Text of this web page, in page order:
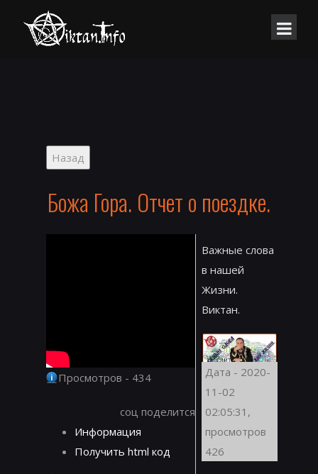
Божа Гора. Отчет о поездке.
Просмотров - 434
соц поделится
Информация
Получить html код
Важные слова
в нашей
Жизни.
Виктан.
Дата - 2020-
11-02
02:05:31,
просмотров
426